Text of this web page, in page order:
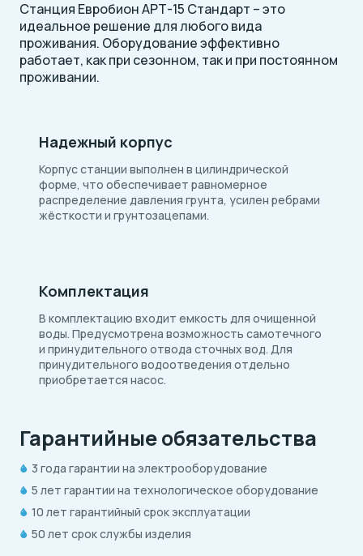
Станция Евробион АРТ-15 Стандарт – это
идеальное решение для любого вида
проживания. Оборудование эффективно
работает, как при сезонном, так и при постоянном
проживании.
Надежный корпус
Корпус станции выполнен в цилиндрической
форме, что обеспечивает равномерное
распределение давления грунта, усилен ребрами
жёсткости и грунтозацепами.
Комплектация
В комплектацию входит емкость для очищенной
воды. Предусмотрена возможность самотечного
и принудительного отвода сточных вод. Для
принудительного водоотведения отдельно
приобретается насос.
Гарантийные обязательства
3 года гарантии на электрооборудование
5 лет гарантии на технологическое оборудование
10 лет гарантийный срок эксплуатации
50 лет срок службы изделия